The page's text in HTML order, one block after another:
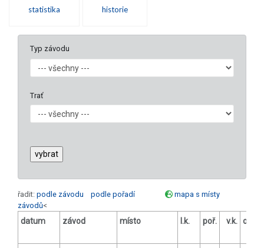
statistika historie
Typ závodu
Trať
řadit: podle závodu podle pořadí
mapa s místy
závodů<
datum závod místo l.k. poř. v.k.